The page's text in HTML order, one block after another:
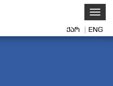
ქარ ENG